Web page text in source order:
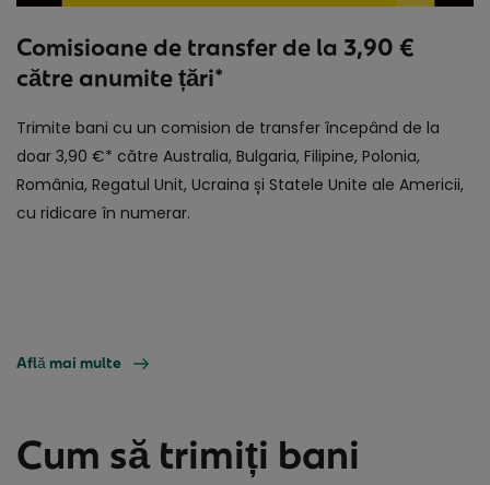
Comisioane de transfer de la 3,90 €
către anumite țări*
Trimite bani cu un comision de transfer începând de la
doar 3,90 €* către Australia, Bulgaria, Filipine, Polonia,
România, Regatul Unit, Ucraina și Statele Unite ale Americii,
cu ridicare în numerar.
Află mai multe
Cum să trimiți bani